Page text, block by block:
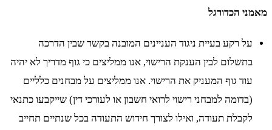
מאמני הכדורגל
על רקע בעיית ניגוד העניינים המובנה בקשר שבין הדרכה
בתשלום לבין הענקת הרישוי, אנו ממליצים כי גוף מדריך לא יהיה
עוד גוף המעניק את הרישוי. אנו ממליצים על מבחנים כלליים
(בדומה למבחני רישוי לרואי חשבון או לעורכי דין) שייקבעו כתנאי
לקבלת תעודה, ואילו לצורך חידוש התעודה בכל שנתיים תחייב